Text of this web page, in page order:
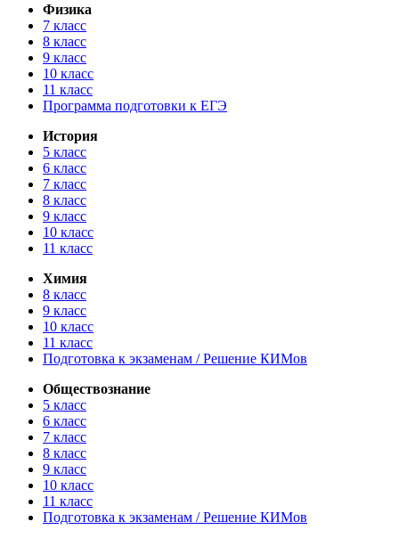
Физика
7 класс
8 класс
9 класс
10 класс
11 класс
Программа подготовки к ЕГЭ
История
5 класс
6 класс
7 класс
8 класс
9 класс
10 класс
11 класс
Химия
8 класс
9 класс
10 класс
11 класс
Подготовка к экзаменам / Решение КИМов
Обществознание
5 класс
6 класс
7 класс
8 класс
9 класс
10 класс
11 класс
Подготовка к экзаменам / Решение КИМов